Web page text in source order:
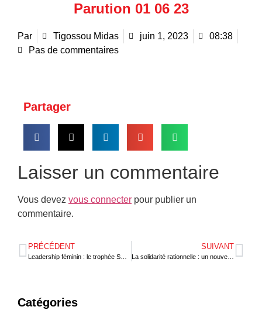
Parution 01 06 23
Par Tigossou Midas juin 1, 2023
08:38
Pas de commentaires
Partager
Laisser un commentaire
Vous devez vous connecter pour publier un
commentaire.
PRÉCÉDENT SUIVANT
La solidarité rationnelle : un nouveau modèle pour la révolution écologique et sociale en Afrique
Catégories